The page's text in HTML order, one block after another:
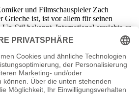
und Filmschauspieler Zach
Grieche ist, ist vor allem für seinen
Stil bekannt. International erreichte er
die Komödie „Hangover“, die mit einem
wurde. Seine Schauspiel-Karriere und
Mitte der 1990er Jahre. Er wirkte u. a. in
mit. Seit 2008 führt er satirische
aus Film und Fernsehen in der Fake-
Two Ferns with Zach Galifianakis“. Er
verheiratet. Das Paar hat ein Kind.